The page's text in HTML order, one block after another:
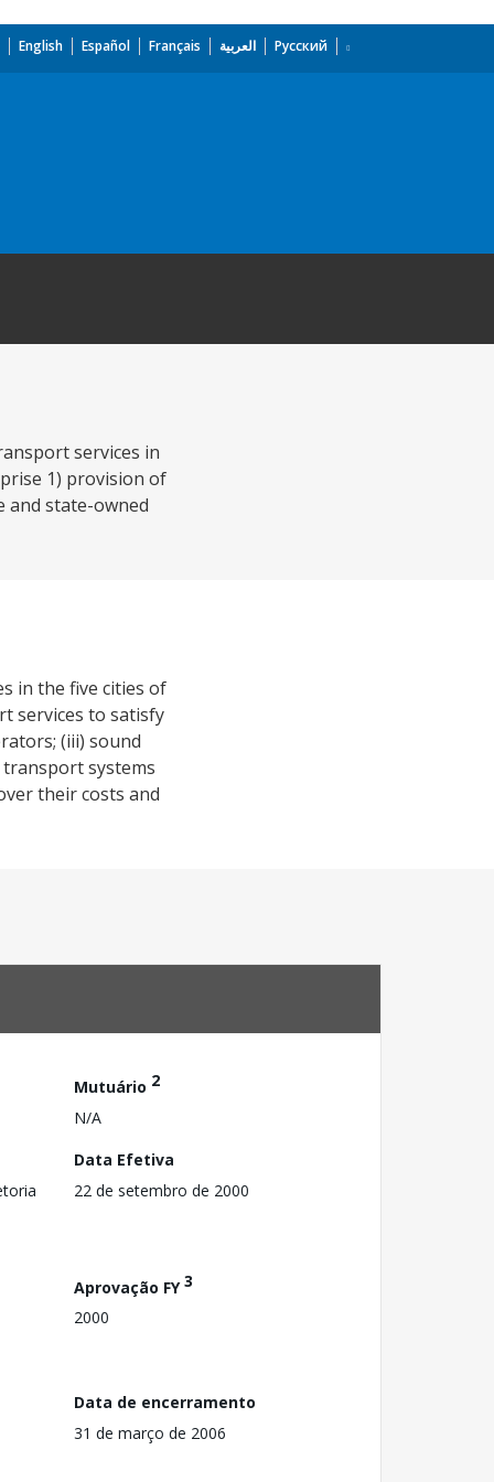
English Español Français العربية Русский
services in
1) provision of
and state-owned
in the five cities of
services to satisfy
(iii) sound
systems
their costs and
Mutuário 2
N/A
Data Efetiva
22 de setembro de 2000
Aprovação FY3
2000
Data de encerramento
31 de março de 2006